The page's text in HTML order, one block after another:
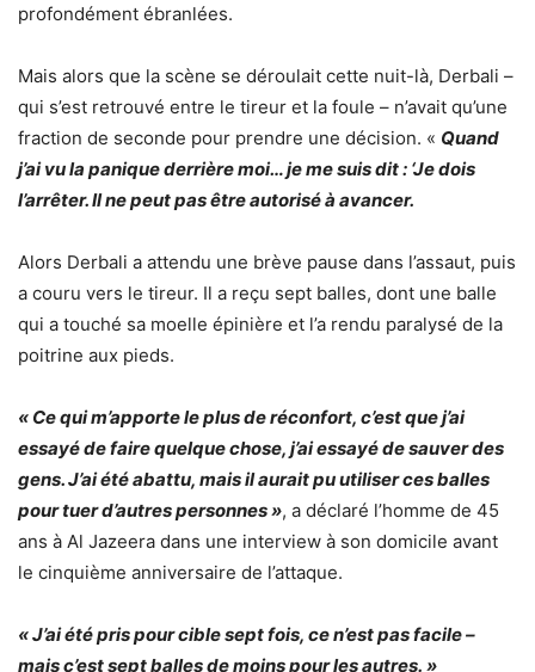
profondément ébranlées.
Mais alors que la scène se déroulait cette nuit-là, Derbali –
qui s’est retrouvé entre le tireur et la foule – n’avait qu’une
fraction de seconde pour prendre une décision. « Quand
j’ai vu la panique derrière moi… je me suis dit : ‘Je dois
l’arrêter. Il ne peut pas être autorisé à avancer.
Alors Derbali a attendu une brève pause dans l’assaut, puis
a couru vers le tireur. Il a reçu sept balles, dont une balle
qui a touché sa moelle épinière et l’a rendu paralysé de la
poitrine aux pieds.
« Ce qui m’apporte le plus de réconfort, c’est que j’ai
essayé de faire quelque chose, j’ai essayé de sauver des
gens. J’ai été abattu, mais il aurait pu utiliser ces balles
pour tuer d’autres personnes », a déclaré l’homme de 45
ans à Al Jazeera dans une interview à son domicile avant
le cinquième anniversaire de l’attaque.
« J’ai été pris pour cible sept fois, ce n’est pas facile –
mais c’est sept balles de moins pour les autres. »